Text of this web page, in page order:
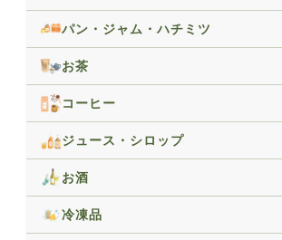
パン・ジャム・ハチミツ
お茶
コーヒー
ジュース・シロップ
お酒
冷凍品